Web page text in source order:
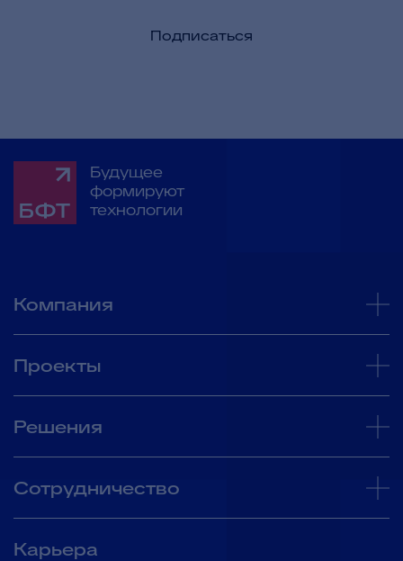
Подписаться
Будущее
формируют
технологии
Компания
Проекты
Решения
Сотрудничество
Карьера